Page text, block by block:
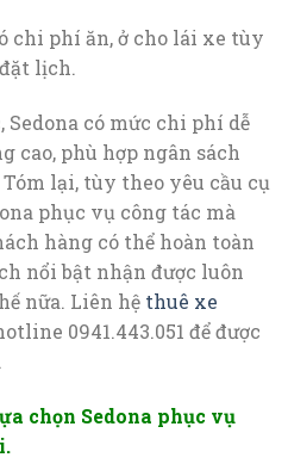
chi phí ăn, ở cho lái xe tùy
lịch.
Sedona có mức chi phí dễ
cao, phù hợp ngân sách
lại, tùy theo yêu cầu cụ
phục vụ công tác mà
hàng có thể hoàn toàn
nổi bật nhận được luôn
nữa. Liên hệ thuê xe
0941.443.051 để được
chọn Sedona phục vụ